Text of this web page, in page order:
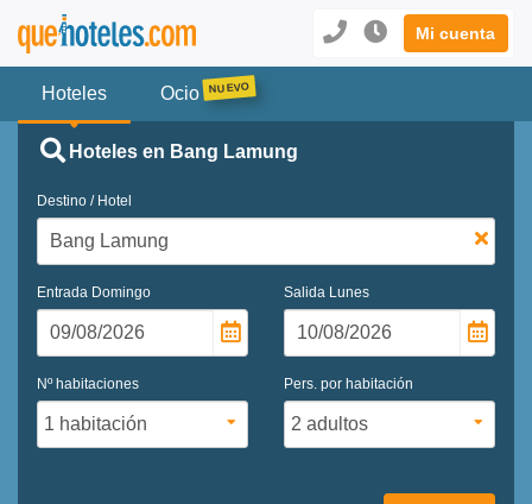
Mi cuenta
Hoteles Ocio
Hoteles en Bang Lamung
Destino / Hotel
Entrada Domingo Salida Lunes
Nº habitaciones Pers. por habitación